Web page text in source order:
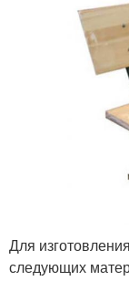
Для
следующих